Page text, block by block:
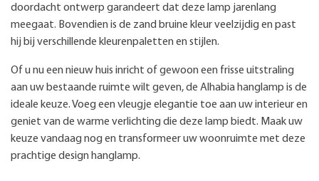
doordacht ontwerp garandeert dat deze lamp jarenlang
meegaat. Bovendien is de zand bruine kleur veelzijdig en past
hij bij verschillende kleurenpaletten en stijlen.
Of u nu een nieuw huis inricht of gewoon een frisse uitstraling
aan uw bestaande ruimte wilt geven, de Alhabia hanglamp is de
ideale keuze. Voeg een vleugje elegantie toe aan uw interieur en
geniet van de warme verlichting die deze lamp biedt. Maak uw
keuze vandaag nog en transformeer uw woonruimte met deze
prachtige design hanglamp.